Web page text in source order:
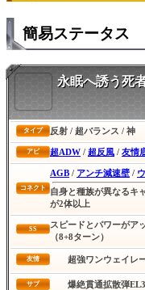
簡易ステータス
永眠へ誘う死
タイプ 反射 / 超バランス / 神
アビ 超ADW / 超反風 / 友情
コネクト
AGB / アンチ減速壁 /
自身と種族が異なるキ
が2体以上
SS
スピードとパワーがア
（8+8ターン）
友情 超強ワンウェイレ
サブ 爆絶貫通拡散弾EL3